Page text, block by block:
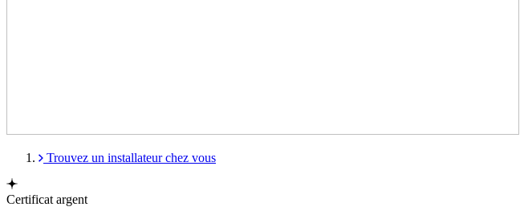
Trouvez un installateur chez vous
Certificat argent